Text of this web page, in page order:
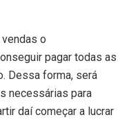
o
pagar todas as
Dessa forma, será
necessárias para
daí começar a lucrar